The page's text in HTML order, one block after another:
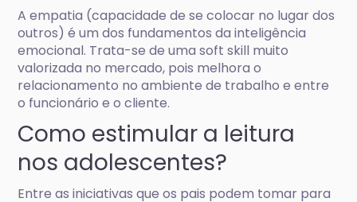
A empatia (capacidade de se colocar no lugar dos
outros) é um dos fundamentos da inteligência
emocional. Trata-se de uma soft skill muito
valorizada no mercado, pois melhora o
relacionamento no ambiente de trabalho e entre
o funcionário e o cliente.
Como estimular a leitura
nos adolescentes?
Entre as iniciativas que os pais podem tomar para